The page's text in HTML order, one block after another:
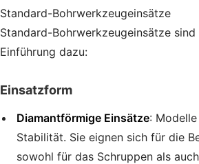
Standard-Bohrwerkzeugeinsätze
Standard-Bohrwerkzeugeinsätze
Einführung dazu:
Einsatzform
Diamantförmige Einsätze:
Stabilität. Sie eignen sich für die
sowohl für das Schruppen als